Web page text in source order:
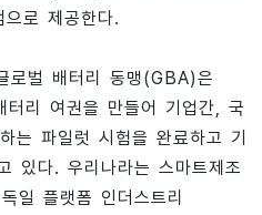
로 제공한다.
로벌 배터리 동맹(GBA)은
리 여권을 만들어 기업간, 국
는 파일럿 시험을 완료하고 기
있다. 우리나라는 스마트제조
일 플랫폼 인더스트리